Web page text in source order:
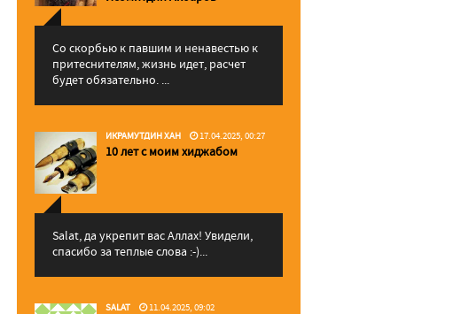
Со скорбью к павшим и ненавестью к
притеснителям, жизнь идет, расчет
будет обязательно. ...
ИКРАМУТДИН ХАН 17.04.2025, 00:27
10 лет с моим хиджабом
Salat, да укрепит вас Аллаx! Увидели,
спасибо за теплые слова :-)...
SALAT 11.04.2025, 09:02